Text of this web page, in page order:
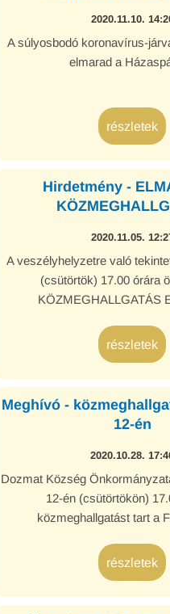
2020.11.10.
A súlyosbodó koronavírus-
elmarad a
részletek
Hirdetmény -
2020.11.05.
A veszélyhelyzetre való
(csütörtök) 17.00 órára
KÖZMEGHALLGATÁS
részletek
Meghívó -
12-én
2020.10.28.
Dozmat Község
12-én (csütörtökön)
közmeghallgatást tart a
részletek